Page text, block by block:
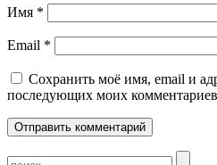
Имя *
Email *
Сохранить моё имя, email и
последующих моих